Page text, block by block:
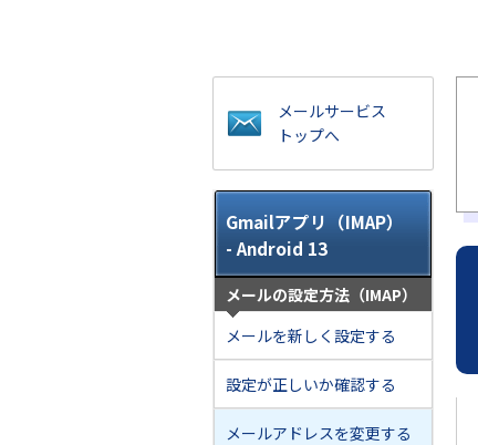
メールサービス
トップへ
Gmailアプリ（IMAP）
- Android 13
メールの設定方法（IMAP）
メールを新しく設定する
設定が正しいか確認する
メールアドレスを変更する